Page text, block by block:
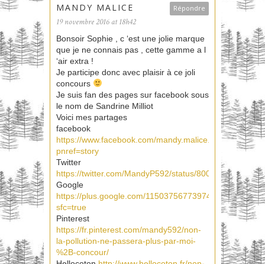
Répondre
MANDY MALICE
19 novembre 2016 at 18h42
Bonsoir Sophie , c ‘est une jolie marque
que je ne connais pas , cette gamme a l
‘air extra !
Je participe donc avec plaisir à ce joli
concours
Je suis fan des pages sur facebook sous
le nom de Sandrine Milliot
Voici mes partages
facebook
https://www.facebook.com/mandy.malice.9/posts/
pnref=story
Twitter
https://twitter.com/MandyP592/status/
Google
https://plus.google.com/115037567739749983235/
sfc=true
Pinterest
https://fr.pinterest.com/mandy592/non-
la-pollution-ne-passera-plus-par-moi-
%2B-concour/